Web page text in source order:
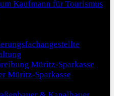
Kaufmann für Tourismus
Müritz-Sparkasse
Müritz-Sparkasse